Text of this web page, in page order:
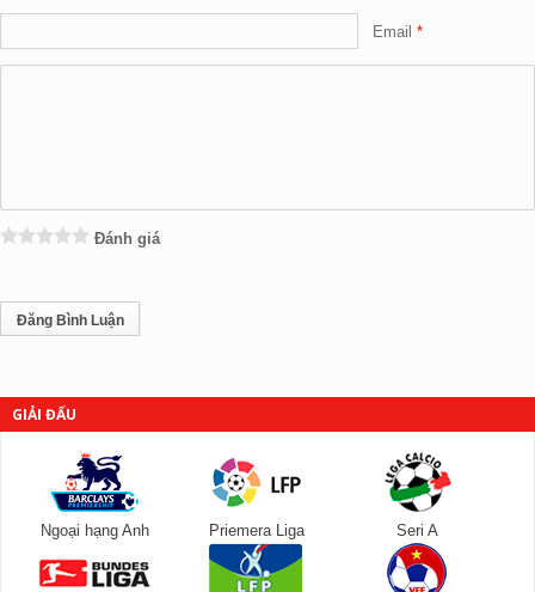
Email
Đánh giá
GIẢI ĐẤU
Ngoại hạng Anh Priemera Liga Seri A